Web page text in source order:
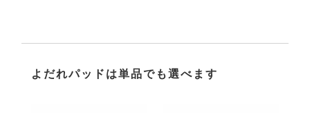
よだれパッドは単品でも選べます